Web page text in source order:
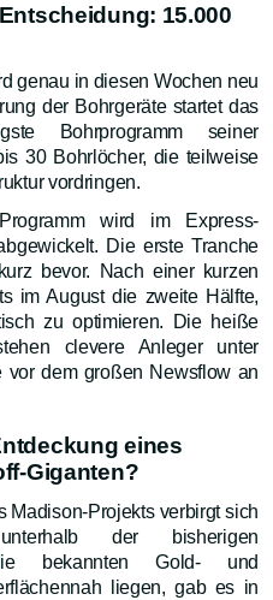
15.000
genau in diesen Wochen neu
der Bohrgeräte startet das
Bohrprogramm seiner
30 Bohrlöcher, die teilweise
vordringen.
wird im Express-
Die erste Tranche
bevor. Nach einer kurzen
im August die zweite Hälfte,
zu optimieren. Die heiße
clevere Anleger unter
vor dem großen Newsflow an
eines
Giganten?
Madison-Projekts verbirgt sich
der bisherigen
bekannten Gold- und
liegen, gab es in